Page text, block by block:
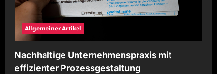
Allgemeiner Artikel
Nachhaltige Unternehmenspraxis mit
effizienter Prozessgestaltung